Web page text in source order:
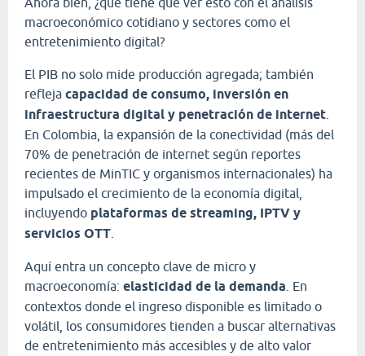
macroeconómico cotidiano y sectores como el
entretenimiento digital?
El PIB no solo mide producción agregada; también
refleja capacidad de consumo, inversión en
infraestructura digital y penetración de internet
En Colombia, la expansión de la conectividad (más del
70% de penetración de internet según reportes
recientes de MinTIC y organismos internacionales) ha
impulsado el crecimiento de la economía digital,
incluyendo plataformas de streaming, IPTV y
servicios OTT
Aquí entra un concepto clave de micro y
macroeconomía: elasticidad de la demanda . En
contextos donde el ingreso disponible es limitado o
volátil, los consumidores tienden a buscar alternativas
de entretenimiento más accesibles y de alto valor